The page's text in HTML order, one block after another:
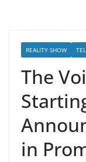
REALITY SHOW
The
in